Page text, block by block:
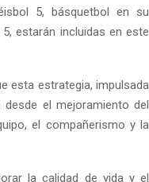
5, básquetbol en su
estarán incluidas en este
esta estrategia, impulsada
el mejoramiento del
el compañerismo y la
la calidad de vida y el